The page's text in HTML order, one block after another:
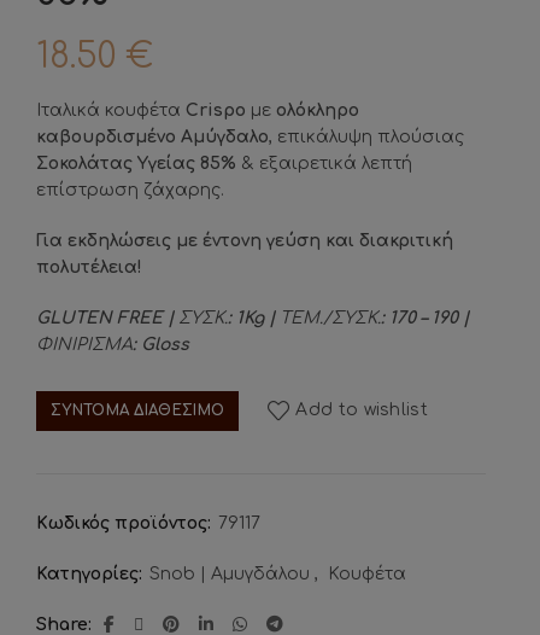
18.50 €
Ιταλικά κουφέτα Crispo με ολόκληρο
καβουρδισμένο Αμύγδαλο, επικάλυψη πλούσιας
Σοκολάτας Υγείας 85% & εξαιρετικά λεπτή
επίστρωση ζάχαρης.
Για εκδηλώσεις με έντονη γεύση και διακριτική
πολυτέλεια!
GLUTEN FREE | ΣΥΣΚ.: 1Kg| ΤΕΜ./ΣΥΣΚ.: 170 – 190 |
ΦΙΝΙΡΙΣΜΑ: Gloss
ΣΥΝΤΟΜΑ ΔΙΑΘΕΣΙΜΟ Add to wishlist
Κωδικός προϊόντος: 79117
Κατηγορίες: Snob | Αμυγδάλου , Κουφέτα
Share